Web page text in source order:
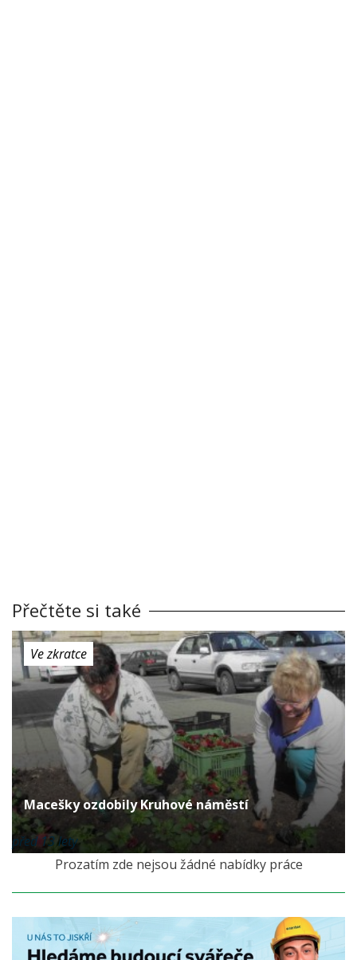
Přečtěte si také
Ve zkratce
Macešky ozdobily Kruhové náměstí
před 13 lety
Prozatím zde nejsou žádné nabídky práce